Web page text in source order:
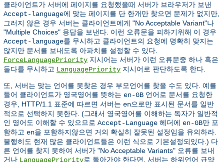
클라이언트가 서버에 페이지를 요청했을때 서버가 브라우저가 보낸
Accept-language에 맞는 페이지를 단 한개만 찾으면 문제가 없지만,
그러지 않은 경우 서버는 클라이언트에게 "No Acceptable Variant"나
"Multiple Choices" 응답을 보낸다. 이런 오류문을 피하기위해 이 경우
Accept-language를 무시하고 클라이언트의 요청에 명확히 맞지는
않지만 문서를 보내도록 아파치를 설정할 수 있다.
ForceLanguagePriority 지시어는 서버가 이런 오류문중 하나 혹은
둘다를 무시하고 LanguagePriority 지시어로 판단하도록 한다.
또, 서버는 맞는 언어를 못찾은 경우 부모언어를 찾을 수도 있다. 예를
들어 클라이언트가 영국영어를 뜻하는 en-GB 언어로 문서를 요청한
경우, HTTP/1.1 표준에 따르면 서버는 en으로만 표시된 문서를 일반
적으로 선택하지 못한다. (그래서 영국영어를 이해하는 독자가 일반적
인 영어도 이해할 수 있으므로 Accept-Language 헤더에 en-GB만 포
함하고 en을 포함하지않으면 거의 확실히 잘못된 설정임을 유의하라.
불행히도 현재 많은 클라이언트들은 이런 식으로 기본설정되있다.) 다
른 언어를 찾지 못하여 서버가 "No Acceptable Variants" 오류를 보내
거나 LanguagePriority로 돌아가야 한다면, 서버는 하위언어 규약